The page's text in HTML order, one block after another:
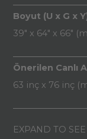
Boyut (U x G x
39" x 64" x 66"
Önerilen Canlı
63 inç x 76 inç
EXPAND TO